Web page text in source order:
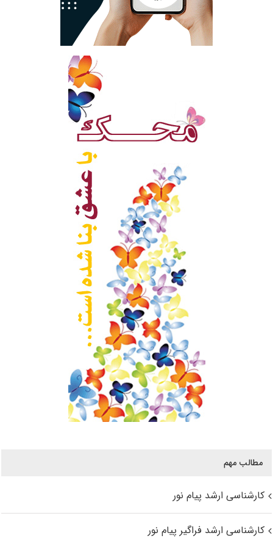
مطالب مهم
کارشناسی ارشد پیام نور
کارشناسی ارشد فراگیر پیام نور